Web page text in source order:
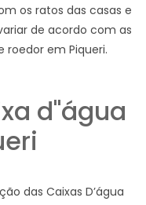
os ratos das casas e
de acordo com as
roedor em Piqueri.
d"água
das Caixas D’água